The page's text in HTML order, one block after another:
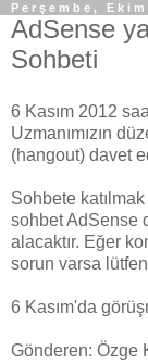
Perşembe,
AdSense
Sohbeti
6 Kasım 2012
Uzmanımızın
(hangout) davet
Sohbete
sohbet AdSense
alacaktır. Eğer
sorun varsa
6 Kasım'da
Gönderen: Özge